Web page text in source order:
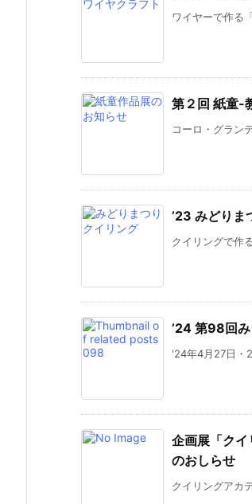
ワイヤーで作る
第２回 紙童
コーロ・グラン
’23 みどり
クイリングで作
’24 第98回
'24年4月27日・
企画展「ク
のおしらせ
クイリングアカ